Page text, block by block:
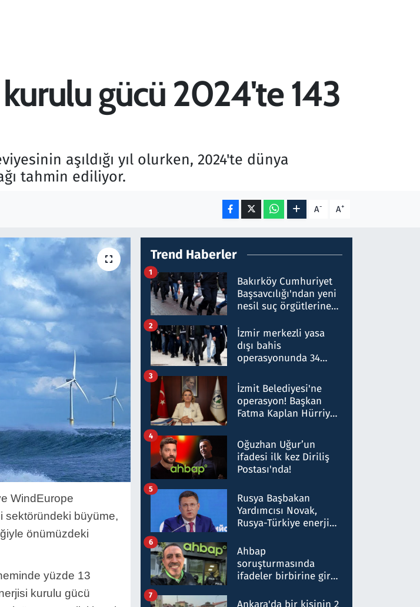
gücü 2024'te 143
aşıldığı yıl olurken, 2024'te dünya
tahmin ediliyor.
A- A+
WindEurope
sektöründeki büyüme,
önümüzdeki
yüzde 13
kurulu gücü
Trend Haberler
Bakırköy Cumhuriyet
Başsavcılığı'ndan yeni
nesil suç örgütlerine
hakkında gözaltı kararı
1
İzmir merkezli yasa
dışı bahis
operasyonunda 34
Milyar liralık para
trafiği tespit edildi
2
İzmit Belediyesi'ne
operasyon! Başkan
Fatma Kaplan Hürriyet
3
Oğuzhan Uğur’un
ifadesi ilk kez Diriliş
Postası'nda!
4
Rusya Başbakan
Yardımcısı Novak,
Rusya-Türkiye enerji
nitelikte olduğunu
belirtti
5
Ahbap
soruşturmasında
ifadeler birbirine girdi:
ifadelerinden ortaya
6
Ankara'da bir kişinin 2
7